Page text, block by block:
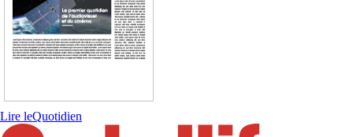
Lire leQuotidien